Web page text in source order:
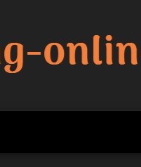
Online